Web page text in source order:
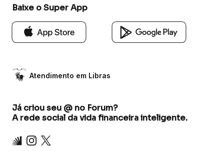
Baixe o Super App
Atendimento em Libras
Já criou seu @ no Forum?
A rede social da vida financeira inteligente.
Inter Instagram
X